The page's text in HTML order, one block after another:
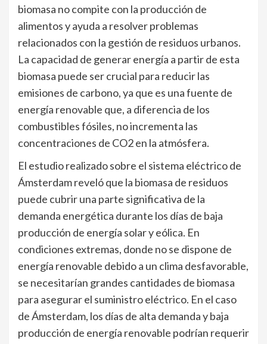
biomasa no compite con la producción de
alimentos y ayuda a resolver problemas
relacionados con la gestión de residuos urbanos.
La capacidad de generar energía a partir de esta
biomasa puede ser crucial para reducir las
emisiones de carbono, ya que es una fuente de
energía renovable que, a diferencia de los
combustibles fósiles, no incrementa las
concentraciones de CO2 en la atmósfera.
El estudio realizado sobre el sistema eléctrico de
Ámsterdam reveló que la biomasa de residuos
puede cubrir una parte significativa de la
demanda energética durante los días de baja
producción de energía solar y eólica. En
condiciones extremas, donde no se dispone de
energía renovable debido a un clima desfavorable,
se necesitarían grandes cantidades de biomasa
para asegurar el suministro eléctrico. En el caso
de Ámsterdam, los días de alta demanda y baja
producción de energía renovable podrían requerir